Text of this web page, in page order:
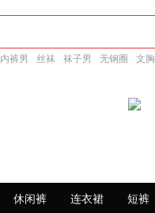
内裤男 丝袜 袜子男 无钢圈 文胸
休闲裤 连衣裙 短裤